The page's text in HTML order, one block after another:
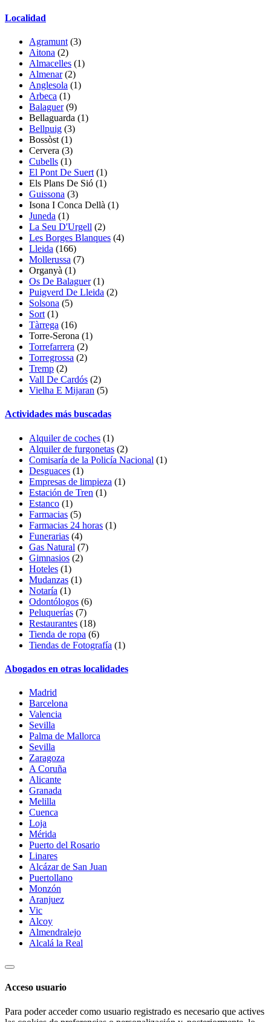
Localidad
Agramunt (3)
Aitona (2)
Almacelles (1)
Almenar(2)
Anglesola (1)
Arbeca (1)
Balaguer(9)
Bellaguarda (1)
Bellpuig (3)
Bossòst (1)
Cervera (3)
Cubells (1)
El Pont De Suert (1)
Els Plans De Sió (1)
Guissona (3)
Isona I Conca Dellà (1)
Juneda (1)
La Seu D'Urgell (2)
Les Borges Blanques (4)
Lleida (166)
Mollerussa (7)
Organyà (1)
Os De Balaguer(1)
Puigverd De Lleida (2)
Solsona (5)
Sort (1)
Tàrrega (16)
Torre-Serona (1)
Torrefarrera (2)
Torregrossa (2)
Tremp (2)
Vall De Cardós (2)
Vielha E Mijaran (5)
Actividades más buscadas
Alquiler de coches (1)
Alquiler de furgonetas (2)
Comisaría de la Policía Nacional (1)
Desguaces (1)
Empresas de limpieza (1)
Estación de Tren (1)
Estanco (1)
Farmacias (5)
Farmacias 24 horas (1)
Funerarias (4)
Gas Natural (7)
Gimnasios (2)
Hoteles (1)
Mudanzas (1)
Notaría (1)
Odontólogos (6)
Peluquerías (7)
Restaurantes (18)
Tienda de ropa (6)
Tiendas de Fotografía (1)
Abogados en otras localidades
Madrid
Barcelona
Valencia
Sevilla
Palma de Mallorca
Sevilla
Zaragoza
A Coruña
Alicante
Granada
Melilla
Cuenca
Loja
Mérida
Puerto del Rosario
Linares
Alcázar de San Juan
Puertollano
Monzón
Aranjuez
Vic
Alcoy
Almendralejo
Alcalá la Real
Acceso usuario
Para poder acceder como usuario registrado es necesario que actives